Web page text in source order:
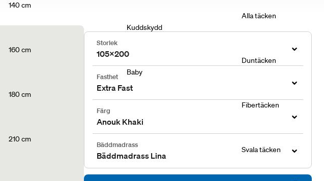
140 cm
160 cm
180 cm
210 cm
Kuddskydd
Baby
Alla täcken
Duntäcken
Fibertäcken
Svala täcken
Storlek
105x200
Fasthet
Extra Fast
Färg
Anouk Khaki
Bäddmadrass
Bäddmadrass Lina